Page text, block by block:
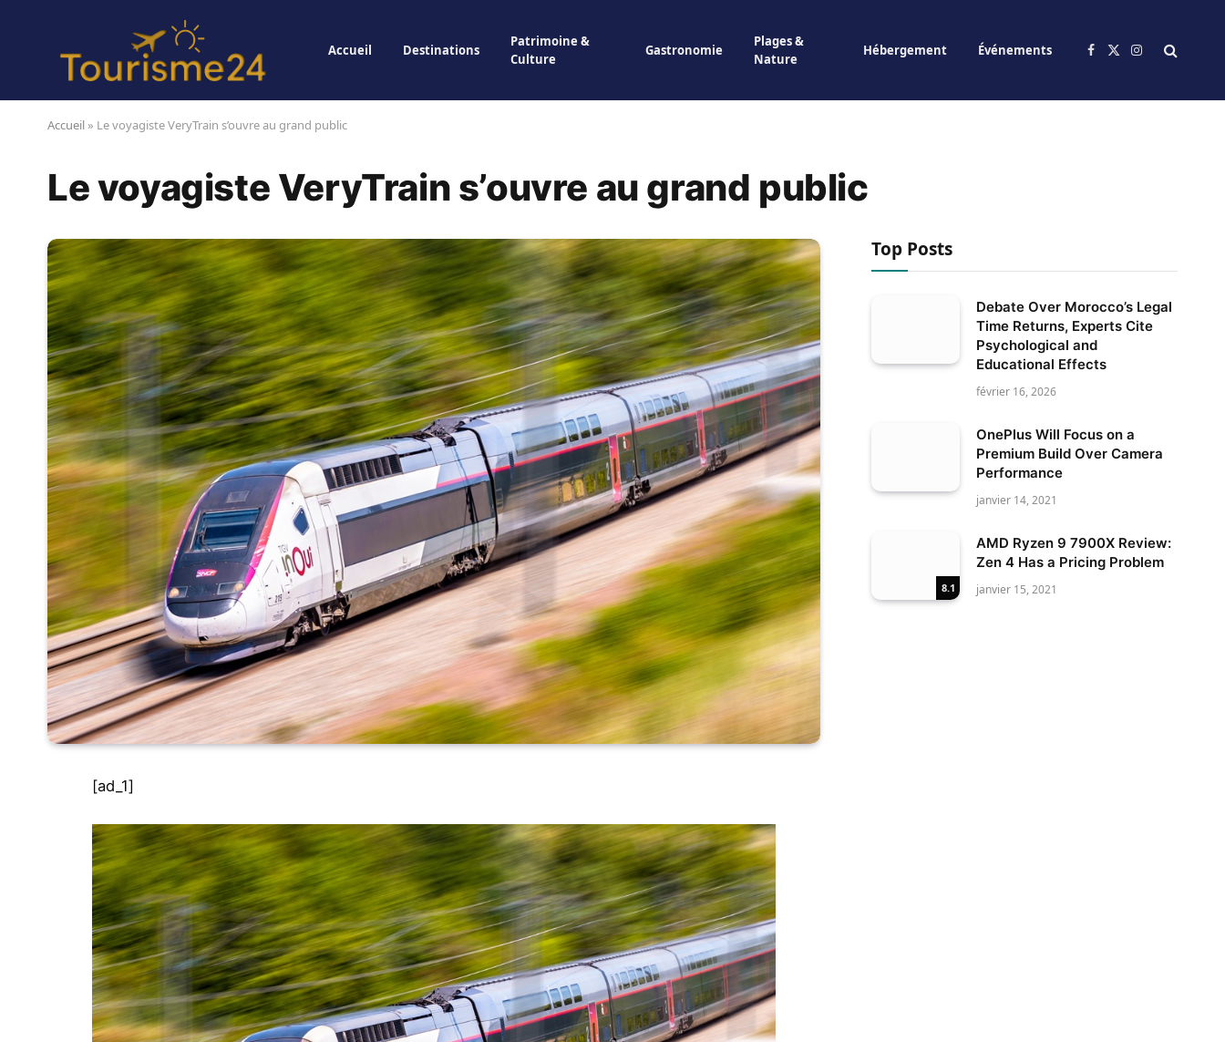
Accueil Destinations
Patrimoine &
Culture
Gastronomie
Plages &
Nature
Hébergement Événements Facebook
X
Instagram
Accueil » Le voyagiste VeryTrain s’ouvre au grand public
Le voyagiste VeryTrain s’ouvre au grand public
[ad_1]
Top Posts
Debate Over Morocco’s Legal
Time Returns, Experts Cite
Psychological and
Educational Effects
février 16, 2026
OnePlus Will Focus on a
Premium Build Over Camera
Performance
janvier 14, 2021
8.1
AMD Ryzen 9 7900X Review:
Zen 4 Has a Pricing Problem
janvier 15, 2021